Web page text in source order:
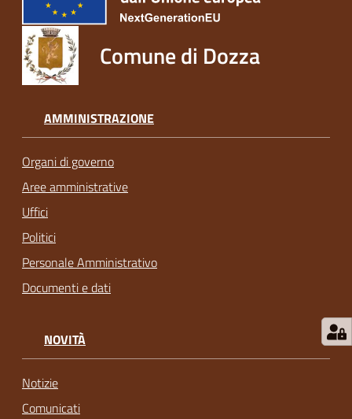
Comune di Dozza
AMMINISTRAZIONE
Organi di governo
Aree amministrative
Uffici
Politici
Personale Amministrativo
Documenti e dati
NOVITÀ
Notizie
Comunicati